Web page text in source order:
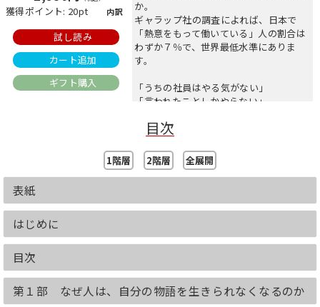
獲得ポイント: 20pt 内訳
試し読み
カート追加
ギフト購入
か。
ギャラップ社の調査によれば、日本で
「熱意をもって働いている」人の割合は
わずか７％で、世界最低水準にありま
す。
「うちの社員はやる気がない」
「言われたことしかやらない」
人ではない」と著者は断言します。
です。自ら物語を生き、挑戦を重ねなが
公人材です。
ち、失敗をおそれて動けない人を「傍観
者人材」と捉えます。
目次
1階層 2階層 全展開
表紙
はじめに
目次
第１部 なぜ人は、自分の物語を生きられなくなるのか